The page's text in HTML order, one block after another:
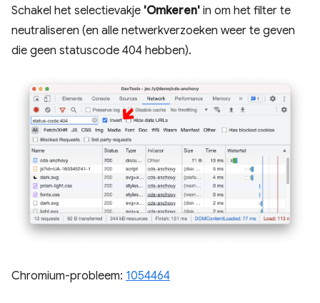
Schakel het selectievakje 'Omkeren' in om het filter te
neutraliseren (en alle netwerkverzoeken weer te geven
die geen statuscode 404 hebben).
Chromium-probleem: 1054464